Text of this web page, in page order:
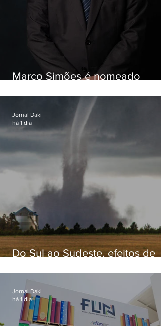
Marco Simões é nomeado
Do Sul ao Sudeste, efeitos de
apreensão na população
Jornal Daki
há 1 dia
Jornal Daki
há 1 dia